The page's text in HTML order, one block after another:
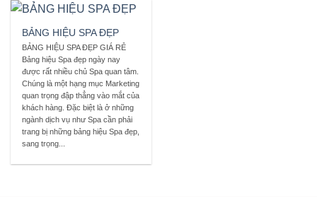
BẢNG HIỆU SPA ĐẸP
BẢNG HIỆU SPA ĐẸP GIÁ RẺ
Bảng hiệu Spa đẹp ngày nay
được rất nhiều chủ Spa quan tâm.
Chúng là một hạng mục Marketing
quan trọng đập thẳng vào mắt của
khách hàng. Đặc biệt là ở những
ngành dịch vụ như Spa cần phải
trang bị những bảng hiệu Spa đẹp,
sang trọng...